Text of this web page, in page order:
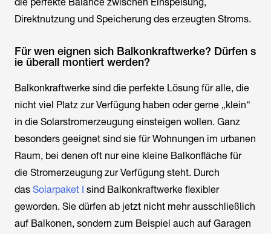
Direktnutzung und Speicherung des erzeugten Stroms.
Für wen eignen sich Balkonkraftwerke? Dürfen s
ie überall montiert werden?
Balkonkraftwerke sind die perfekte Lösung für alle, die
nicht viel Platz zur Verfügung haben oder gerne „klein“
in die Solarstromerzeugung einsteigen wollen. Ganz
besonders geeignet sind sie für Wohnungen im urbanen
Raum, bei denen oft nur eine kleine Balkonfläche für
die Stromerzeugung zur Verfügung steht. Durch
das Solarpaket I sind Balkonkraftwerke flexibler
geworden. Sie dürfen ab jetzt nicht mehr ausschließlich
auf Balkonen, sondern zum Beispiel auch auf Garagen